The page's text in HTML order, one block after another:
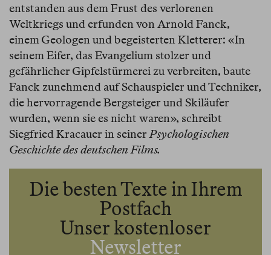
entstanden aus dem Frust des verlorenen
Weltkriegs und erfunden von Arnold Fanck,
einem Geologen und begeisterten Kletterer: «In
seinem Eifer, das Evangelium stolzer und
gefährlicher Gipfelstürmerei zu verbreiten, baute
Fanck zunehmend auf Schauspieler und Techniker,
die hervorragende Bergsteiger und Skiläufer
wurden, wenn sie es nicht waren», schreibt
Siegfried Kracauer in seinerPsychologischen
Geschichte des deutschen Films.
Die besten Texte in Ihrem
Postfach
Unser kostenloser
Newsletter